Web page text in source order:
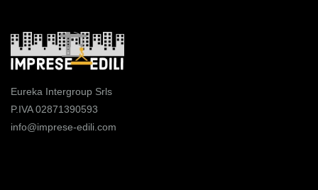
Eureka Intergroup Srls
P.IVA 02871390593
info@imprese-edili.com